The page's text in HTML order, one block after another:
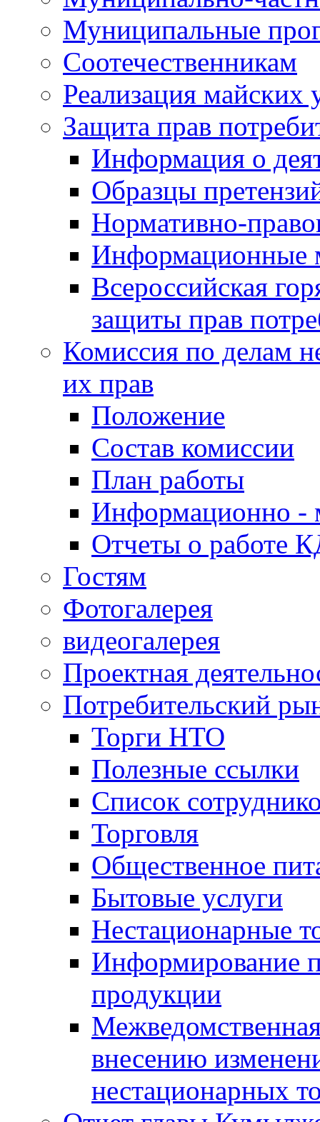
Муниципальные
Соотечественникам
Реализация майских
Защита прав
Информация о
Образцы
Нормативно-
Информационные
Всероссийская
защиты прав
Комиссия по делам
их прав
Положение
Состав комиссии
План работы
Информационно -
Отчеты о работе
Гостям
Фотогалерея
видеогалерея
Проектная
Потребительский
Торги НТО
Полезные ссылки
Список
Торговля
Общественное
Бытовые услуги
Нестационарные
Информирование
продукции
внесению
нестационарных